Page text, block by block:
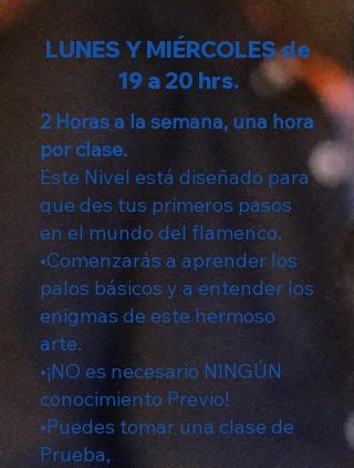
LUNES Y MIÉRCOLESde
19 a 20 hrs.
2 Horas a la semana, una hora
por clase.
Este Nivel está diseñado para
que des tus primeros pasos
en el mundo del flamenco.
•Comenzarás a aprender los
palos básicos y a entender los
enigmas de este hermoso
arte.
•¡NO es necesario NINGÚN
conocimiento Previo!
•Puedes tomar una clase de
Prueba,